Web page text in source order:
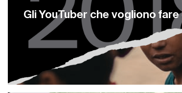
Gli YouTuber che vogliono